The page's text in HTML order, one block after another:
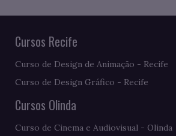
Cursos Recife
Curso de Design de Animação - Recife
Curso de Design Gráfico - Recife
Cursos Olinda
Curso de Cinema e Audiovisual - Olinda